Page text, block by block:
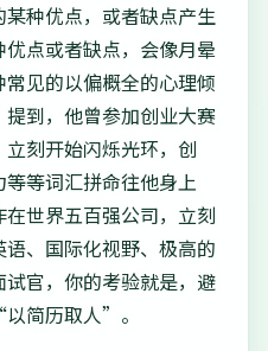
种优点，或者缺点产生
点或者缺点，会像月晕
见的以偏概全的心理倾
到，他曾参加创业大赛
刻开始闪烁光环，创
等词汇拼命往他身上
世界五百强公司，立刻
、国际化视野、极高的
官，你的考验就是，避
简历取人”。